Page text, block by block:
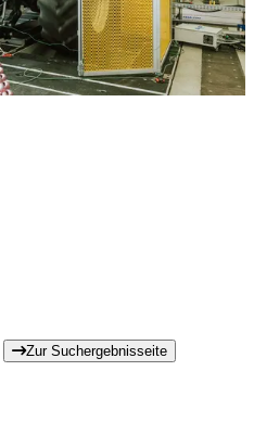
Zur Suchergebnisseite